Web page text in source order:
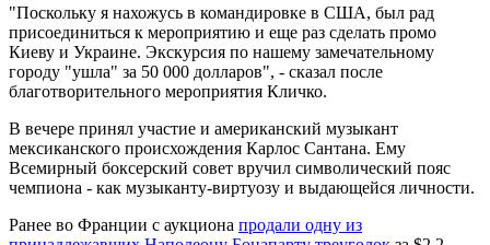
"Поскольку я нахожусь в командировке в США, был рад
присоединиться к мероприятию и еще раз сделать промо
Киеву и Украине. Экскурсия по нашему замечательному
городу "ушла" за 50 000 долларов", - сказал после
благотворительного мероприятия Кличко.
В вечере принял участие и американский музыкант
мексиканского происхождения Карлос Сантана. Ему
Всемирный боксерский совет вручил символический пояс
чемпиона - как музыканту-виртуозу и выдающейся личности.
Ранее во Франции с аукциона продали одну из